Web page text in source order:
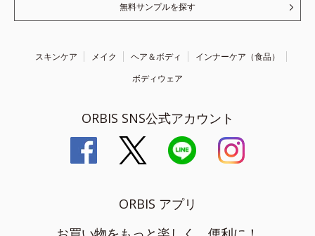
無料サンプルを探す
スキンケア メイク ヘア＆ボディ
インナーケア（食品）
ボディウェア
ORBIS SNS公式アカウント
ORBIS アプリ